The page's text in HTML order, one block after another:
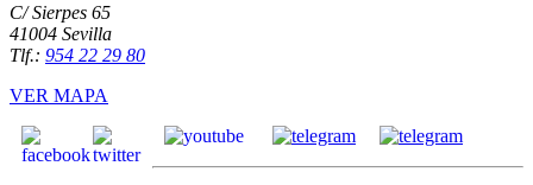
C/ Sierpes 65
41004 Sevilla
Tlf.: 954 22 29 80
VER MAPA